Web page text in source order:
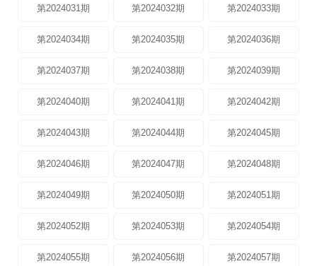
第2024031期 第2024032期 第2024033期
第2024034期 第2024035期 第2024036期
第2024037期 第2024038期 第2024039期
第2024040期 第2024041期 第2024042期
第2024043期 第2024044期 第2024045期
第2024046期 第2024047期 第2024048期
第2024049期 第2024050期 第2024051期
第2024052期 第2024053期 第2024054期
第2024055期 第2024056期 第2024057期